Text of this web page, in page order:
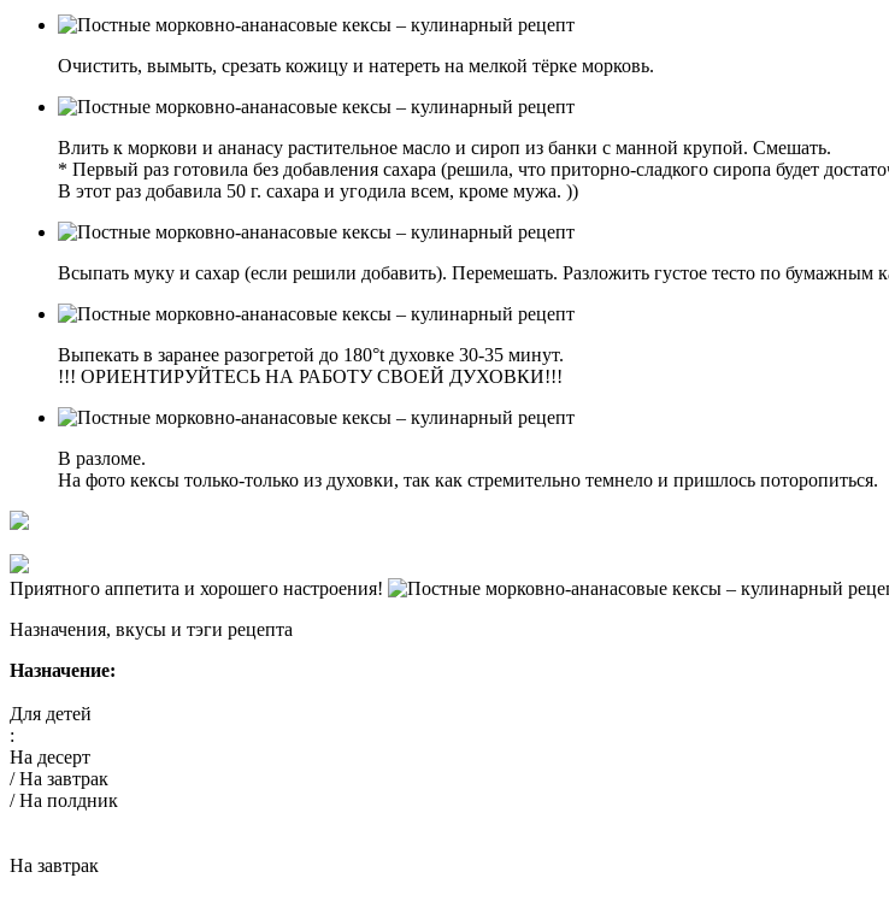
Очистить, вымыть, срезать кожицу и натереть на мелкой тёрке морковь.
Влить к моркови и ананасу растительное масло и сироп из банки с манной крупой. Смешать.
* Первый раз готовила без добавления сахара (решила, что приторно-сладкого сиропа будет
В этот раз добавила 50 г. сахара и угодила всем, кроме мужа. ))
Всыпать муку и сахар (если решили добавить). Перемешать. Разложить густое тесто по бумажным
Выпекать в заранее разогретой до 180°t духовке 30-35 минут.
!!! ОРИЕНТИРУЙТЕСЬ НА РАБОТУ СВОЕЙ ДУХОВКИ!!!
В разломе.
На фото кексы только-только из духовки, так как стремительно темнело и пришлось поторопиться.
Приятного аппетита и хорошего настроения!
Назначения, вкусы и тэги рецепта
Назначение:
Для детей
:
На десерт
/ На завтрак
/ На полдник
На завтрак